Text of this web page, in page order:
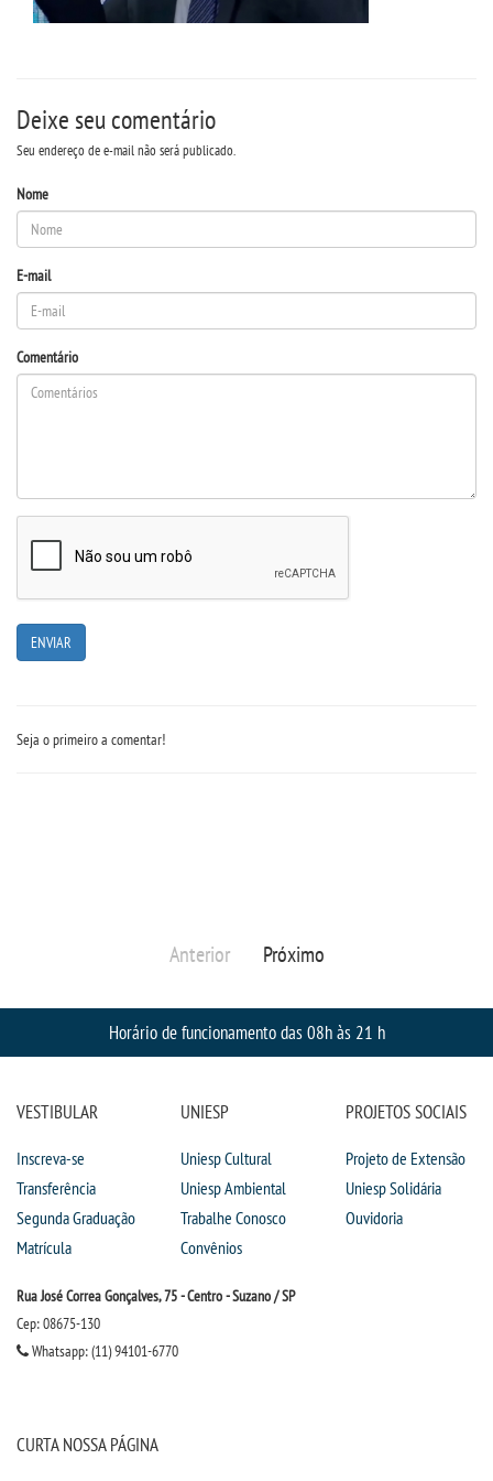
REVISTAS ELETRÃ´NICAS
BOLETINS
REPOSITÃ³RIO
EAD
EDITAIS
OUVIDORIA
PPC
REGULAMENTOS
SEMANA JURÍDICA
Deixe seu comentário
Seu endereço de e-mail não será publicado.
Nome
E-mail
Comentário
Seja o primeiro a comentar!
Anterior Próximo
Horário de funcionamento das 08h às 21 h
VESTIBULAR
Inscreva-se
Transferência
Segunda Graduação
Matrícula
UNIESP
Uniesp Cultural
Uniesp Ambiental
Trabalhe Conosco
Convênios
PROJETOS SOCIAIS
Projeto de Extensão
Uniesp Solidária
Ouvidoria
Rua José Correa Gonçalves, 75 - Centro - Suzano / SP
Cep: 08675-130
Whatsapp: (11) 94101-6770
CURTA NOSSA PÁGINA